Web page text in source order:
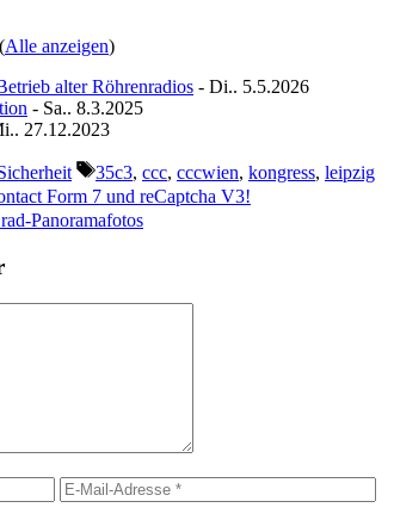
(Alle anzeigen)
alter Röhrenradios - Di.. 5.5.2026
- Sa.. 8.3.2025
27.12.2023
Schlagwörter
35c3, ccc, cccwien, kongress, leipzig
Form 7 und reCaptcha V3!
Panoramafotos
E-
Mail-